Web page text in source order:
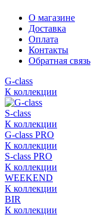
О магазине
Доставка
Оплата
Контакты
Обратная связь
G-class
К коллекции
S-class
К коллекции
G-class PRO
К коллекции
S-class PRO
К коллекции
WEEKEND
К коллекции
BIR
К коллекции